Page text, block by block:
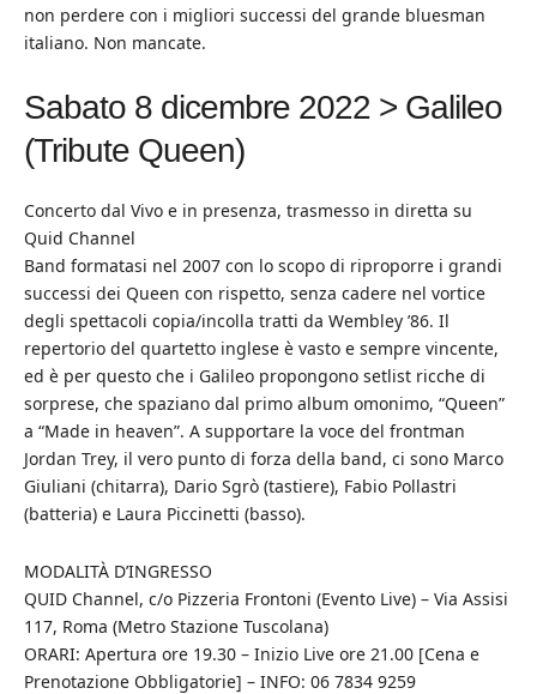
non perdere con i migliori successi del grande bluesman
italiano. Non mancate.
Sabato 8 dicembre 2022 > Galileo
(Tribute Queen)
Concerto dal Vivo e in presenza, trasmesso in diretta su
Quid Channel
Band formatasi nel 2007 con lo scopo di riproporre i grandi
successi dei Queen con rispetto, senza cadere nel vortice
degli spettacoli copia/incolla tratti da Wembley ’86. Il
repertorio del quartetto inglese è vasto e sempre vincente,
ed è per questo che i Galileo propongono setlist ricche di
sorprese, che spaziano dal primo album omonimo, “Queen”
a “Made in heaven”. A supportare la voce del frontman
Jordan Trey, il vero punto di forza della band, ci sono Marco
Giuliani (chitarra), Dario Sgrò (tastiere), Fabio Pollastri
(batteria) e Laura Piccinetti (basso).
MODALITÀ D’INGRESSO
QUID Channel, c/o Pizzeria Frontoni (Evento Live) – Via Assisi
117, Roma (Metro Stazione Tuscolana)
ORARI: Apertura ore 19.30 – Inizio Live ore 21.00 [Cena e
Prenotazione Obbligatorie] – INFO: 06 7834 9259